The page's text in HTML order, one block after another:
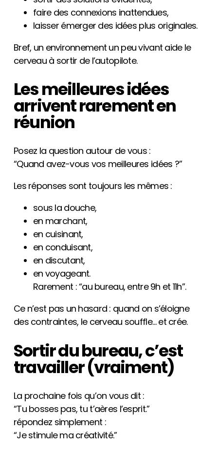
faire des connexions inattendues,
laisser émerger des idées plus originales.
Bref, un environnement un peu vivant aide le
cerveau à sortir de l’autopilote.
Les meilleures idées
arrivent rarement en
réunion
Posez la question autour de vous :
“Quand avez-vous vos meilleures idées ?”
Les réponses sont toujours les mêmes :
sous la douche,
en marchant,
en cuisinant,
en conduisant,
en discutant,
en voyageant.
Rarement : “au bureau, entre 9h et 11h”.
Ce n’est pas un hasard : quand on s’éloigne
des contraintes, le cerveau souffle… et crée.
Sortir du bureau, c’est
travailler (vraiment)
La prochaine fois qu’on vous dit :
“Tu bosses pas, tu t’aères l’esprit.”
répondez simplement :
“Je stimule ma créativité.”